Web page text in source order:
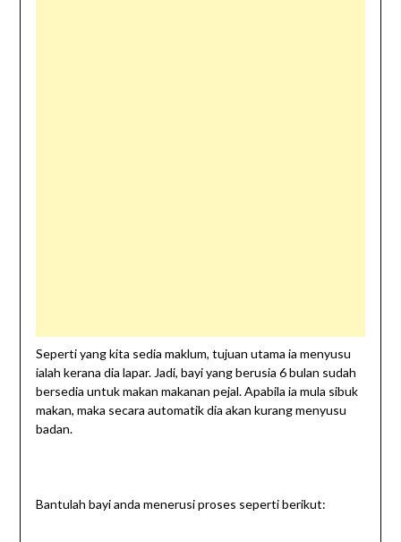
Seperti yang kita sedia maklum, tujuan utama ia menyusu
ialah kerana dia lapar. Jadi, bayi yang berusia 6 bulan sudah
bersedia untuk makan makanan pejal. Apabila ia mula sibuk
makan, maka secara automatik dia akan kurang menyusu
badan.
Bantulah bayi anda menerusi proses seperti berikut: